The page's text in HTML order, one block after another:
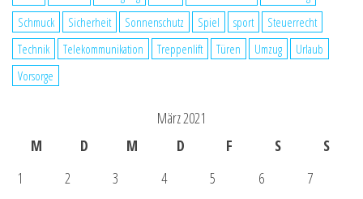
Schmuck
Sicherheit Sonnenschutz Spiel sport
Steuerrecht
Technik
Telekommunikation Treppenlift Türen Umzug
Urlaub
Vorsorge
März 2021
M
D M D F S
S
1
2 3 4 5 6
7